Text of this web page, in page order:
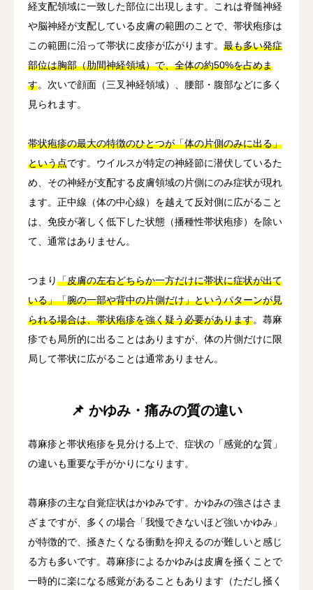
経支配領域に一致した部位に出現します。これは脊髄神経
や脳神経が支配している皮膚の範囲のことで、帯状疱疹は
この範囲に沿って帯状に皮疹が広がります。 最も多い発症
部位は胸部（肋間神経領域）で、全体の約50%を占めま
す。次いで顔面（三叉神経領域）、腰部・腹部などに多く
見られます。
帯状疱疹の最大の特徴のひとつが「体の片側のみに出る」
という点です。ウイルスが特定の神経節に潜伏しているた
め、その神経が支配する皮膚領域の片側にのみ症状が現れ
ます。正中線（体の中心線）を越えて反対側に広がること
は、免疫が著しく低下した状態（播種性帯状疱疹）を除い
て、通常はありません。
つまり「皮膚の左右どちらか一方だけに帯状に症状が出て
いる」「腕の一部や背中の片側だけ」というパターンが見
られる場合は、帯状疱疹を強く疑う必要があります。蕁麻
疹でも局所的に出ることはありますが、体の片側だけに限
局して帯状に広がることは通常ありません。
📌 かゆみ・痛みの質の違い
蕁麻疹と帯状疱疹を見分ける上で、症状の「感覚的な質」
の違いも重要な手がかりになります。
蕁麻疹の主な自覚症状はかゆみです。かゆみの強さはさま
ざまですが、多くの場合「我慢できないほど強いかゆみ」
が特徴的で、掻きたくなる衝動を抑えるのが難しいと感じ
る方も多いです。蕁麻疹によるかゆみは皮膚を掻くことで
一時的に楽になる感覚があることもあります（ただし掻く